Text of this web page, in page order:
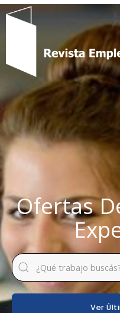
Ir
Ofertas
Ver